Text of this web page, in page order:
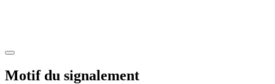
Motif du signalement